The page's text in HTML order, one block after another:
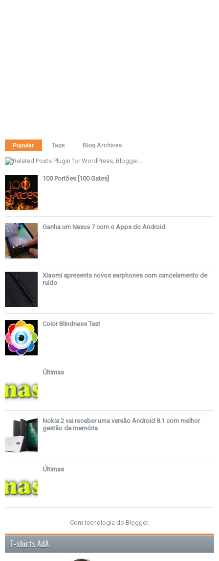
Popular Tags Blog Archives
100 Portões [100 Gates]
Ganha um Nexus 7 com o Apps do Android
Xiaomi apresenta novos earphones com cancelamento de
ruído
Color Blindness Test
Últimas
Nokia 2 vai receber uma versão Android 8.1 com melhor
gestão de memória
Últimas
Com tecnologia do Blogger.
T-shirts AdA